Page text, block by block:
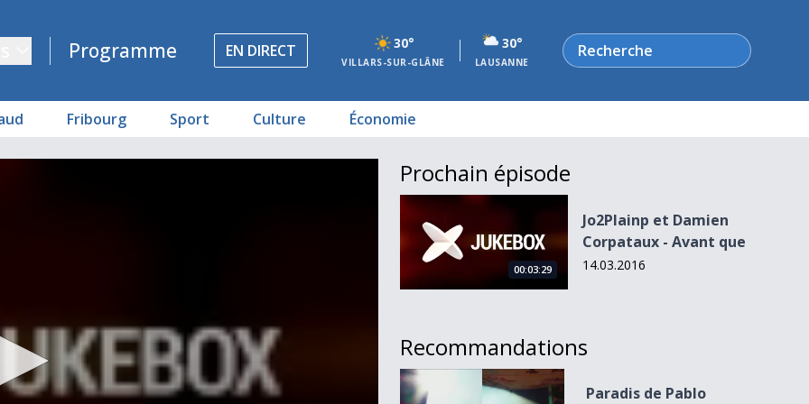
Programme EN DIRECT 30°
VILLARS-SUR-GLÂNE
30°
LAUSANNE
Rechercher
Fribourg Sport Culture Économie
Prochain épisode
Jo2Plainp et Damien Corpataux - Avant que
00:03:29
Jo2Plainp et Damien
Corpataux - Avant que
14.03.2016
Recommandations
Paradis de Pablo Nouvelle &amp; Nativ
Paradis de Pablo